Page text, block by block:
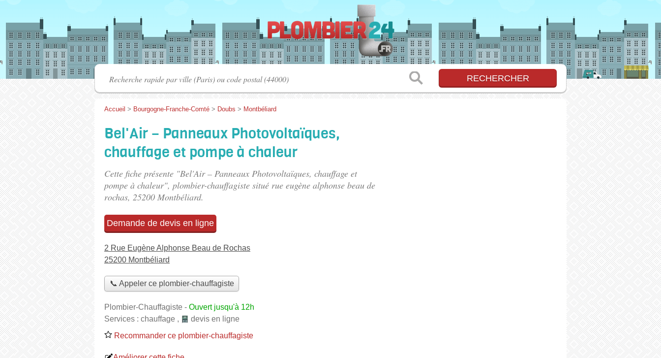
Accueil > Bourgogne-Franche-Comté > Doubs > Montbéliard
Bel'Air – Panneaux Photovoltaïques,
chauffage et pompe à chaleur
Cette fiche présente "Bel'Air – Panneaux Photovoltaïques, chauffage et
pompe à chaleur", plombier-chauffagiste situé rue eugène alphonse beau de
rochas, 25200 Montbéliard.
Demande de devis en ligne
2 Rue Eugène Alphonse Beau de Rochas
25200 Montbéliard
📞 Appeler ce plombier-chauffagiste
Plombier-Chauffagiste - Ouvert jusqu'à 12h
Services : chauffage ,
devis en ligne
Recommander ce plombier-chauffagiste